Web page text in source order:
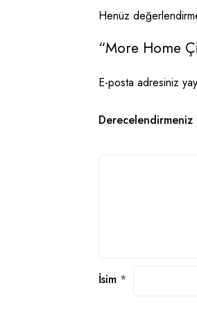
Henüz
“More Home
E-posta adresiniz
Derecelendirmeniz
İsim *